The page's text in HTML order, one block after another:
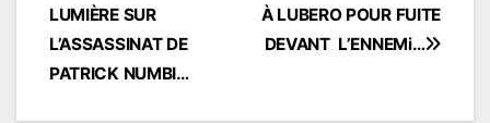
l’article
À LUBERO POUR FUITE
DEVANT L’ENNEMi…
LUMIÈRE SUR
L’ASSASSINAT DE
PATRICK NUMBI…